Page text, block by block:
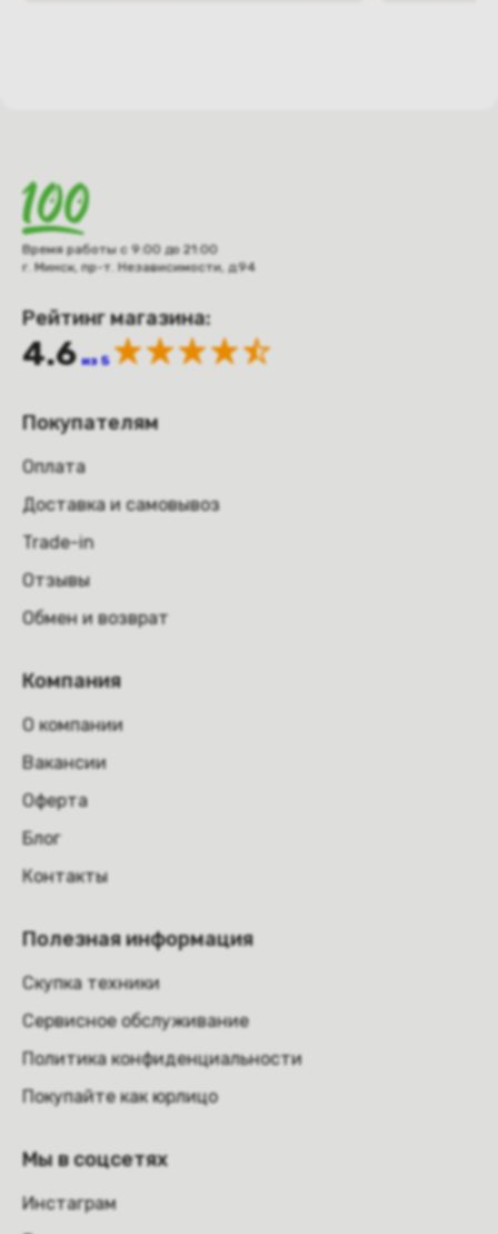
Время работы с 9:00 до 21:00
г. Минск, пр-т. Независимости, д.94
Рейтинг магазина:
4.6 из 5
Покупателям
Оплата
Доставка и самовывоз
Trade-in
Отзывы
Обмен и возврат
Компания
О компании
Вакансии
Оферта
Блог
Контакты
Полезная информация
Скупка техники
Сервисное обслуживание
Политика конфиденциальности
Покупайте как юрлицо
Мы в соцсетях
Инстаграм